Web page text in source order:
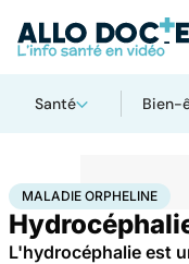
Santé Bien-
AccueilSantéMaladies
MALADIE ORPHELINE
L'hydrocéphalie est